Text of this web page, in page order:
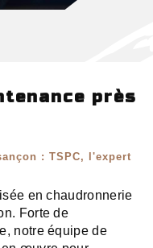
près
: TSPC, l'expert
en chaudronnerie
Forte de
notre équipe de